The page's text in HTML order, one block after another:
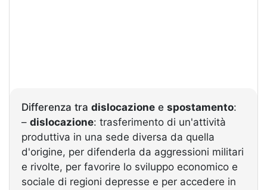
Differenza tra dislocazione e spostamento:
– dislocazione: trasferimento di un'attività
produttiva in una sede diversa da quella
d'origine, per difenderla da aggressioni militari
e rivolte, per favorire lo sviluppo economico e
sociale di regioni depresse e per accedere in